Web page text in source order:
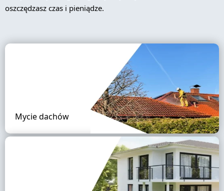
oszczędzasz czas i pieniądze.
Mycie dachów